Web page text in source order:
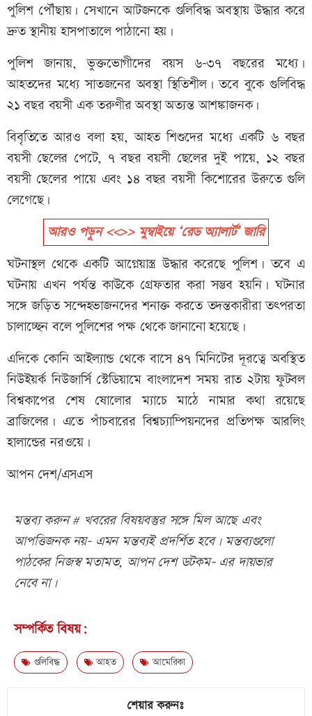
পুলিশ পৌঁছায়। সেখানে আটজনকে গুলিবিদ্ধ অবস্থায় উদ্ধার করে
দ্রুত স্থানীয় হাসপাতালে পাঠানো হয়।
পুলিশ জানায়, ভুক্তভোগীদের বয়স ৬-৩৭ বছরের মধ্যে।
আহতদের মধ্যে সাতজনের অবস্থা স্থিতিশীল। তবে বুকে গুলিবিদ্ধ
২১ বছর বয়সী এক তরুণীর অবস্থা অত্যন্ত আশঙ্কাজনক।
বিবৃতিতে আরও বলা হয়, আহত শিশুদের মধ্যে একটি ৬ বছর
বয়সী ছেলের পেটে, ৭ বছর বয়সী ছেলের দুই পায়ে, ১২ বছর
বয়সী ছেলের পায়ে এবং ১৪ বছর বয়সী কিশোরের উরুতে গুলি
লেগেছে।
আরও পড়ুন <<>> মুম্বাইয়ে ‘রেড অ্যালার্ট’ জারি
ঘটনাস্থল থেকে একটি আগ্নেয়াস্ত্র উদ্ধার করেছে পুলিশ। তবে এ
ঘটনায় এখন পর্যন্ত কাউকে গ্রেফতার করা সম্ভব হয়নি। ঘটনার
সঙ্গে জড়িত সন্দেহভাজনদের শনাক্ত করতে তদন্তকারীরা তৎপরতা
চালাচ্ছেন বলে পুলিশের পক্ষ থেকে জানানো হয়েছে।
এদিকে কোনি আইল্যান্ড থেকে বাসে ৪৭ মিনিটের দূরত্বে অবস্থিত
নিউইয়র্ক নিউজার্সি স্টেডিয়ামে বাংলাদেশ সময় রাত ২টায় ফুটবল
বিশ্বকাপের শেষ ষোলোর ম্যাচে মাঠে নামার কথা রয়েছে
ব্রাজিলের। এতে পাঁচবারের বিশ্বচ্যাম্পিয়নদের প্রতিপক্ষ আরলিং
হালান্ডের নরওয়ে।
আপন দেশ/এসএস
মন্তব্য করুন # খবরের বিষয়বস্তুর সঙ্গে মিল আছে এবং
আপত্তিজনক নয়- এমন মন্তব্যই প্রদর্শিত হবে। মন্তব্যগুলো
পাঠকের নিজস্ব মতামত, আপন দেশ ডটকম- এর দায়ভার
নেবে না।
সম্পর্কিত বিষয়:
গুলিবিদ্ধ আহত আমেরিকা
শেয়ার করুনঃ